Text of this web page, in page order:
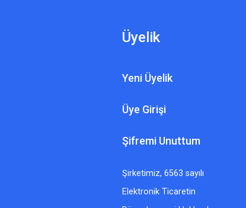
Üyelik
Yeni Üyelik
Üye Girişi
Şifremi Unuttum
Şirketimiz, 6563 sayılı
Elektronik Ticaretin